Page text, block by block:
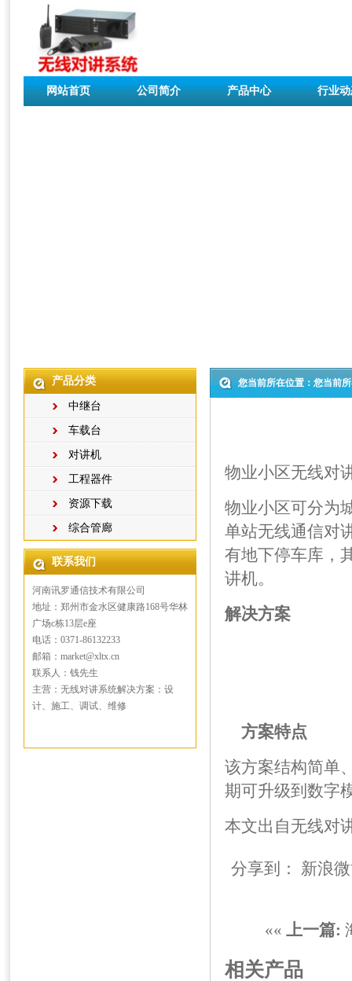
网站首页 公司简介 产品中心 行业
产品分类
中继台
车载台
对讲机
工程器件
资源下载
综合管廊
联系我们
河南讯罗通信技术有限公司
地址：郑州市金水区健康路168号华林
广场c栋13层e座
电话：0371-86132233
邮箱：market@xltx.cn
联系人：钱先生
主营：无线对讲系统解决方案：设
计、施工、调试、维修
您当前所在位置：您当前
物业小区无线对
物业小区可分为
单站无线通信对
有地下停车库，
讲机。
解决方案
方案特点
该方案结构简单
期可升级到数字
本文出自无线对
分享到： 新浪
«« 上一篇:
相关产品